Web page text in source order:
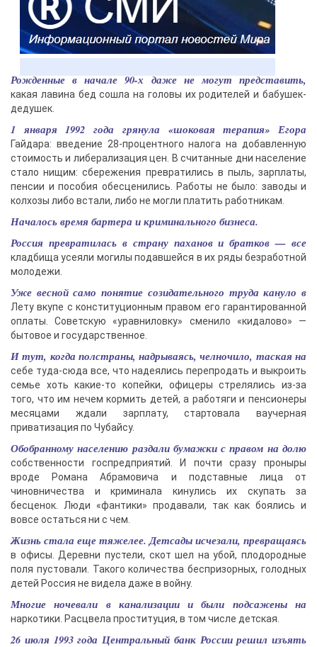
Рожденные в начале 90-х даже не могут представить,
какая лавина бед сошла на головы их родителей и бабушек-
дедушек.
1 января 1992 года грянула «шоковая терапия» Егора
Гайдара: введение 28-процентного налога на добавленную
стоимость и либерализация цен. В считанные дни население
стало нищим: сбережения превратились в пыль, зарплаты,
пенсии и пособия обесценились. Работы не было: заводы и
колхозы либо встали, либо не могли платить работникам.
Началось время бартера и криминального бизнеса.
Россия превратилась в страну паханов и братков — все
кладбища усеяли могилы подавшейся в их ряды безработной
молодежи.
Уже весной само понятие созидательного труда кануло в
Лету вкупе с конституционным правом его гарантированной
оплаты. Советскую «уравниловку» сменило «кидалово» —
бытовое и государственное.
И тут, когда полстраны, надрываясь, челночило, таская на
себе туда-сюда все, что надеялись перепродать и выкроить
семье хоть какие-то копейки, офицеры стрелялись из-за
того, что им нечем кормить детей, а работяги и пенсионеры
месяцами ждали зарплату, стартовала ваучерная
приватизация по Чубайсу.
Обобранному населению раздали бумажки с правом на долю
собственности госпредприятий. И почти сразу проныры
вроде Романа Абрамовича и подставные лица от
чиновничества и криминала кинулись их скупать за
бесценок. Люди «фантики» продавали, так как боялись и
вовсе остаться ни с чем.
Жизнь стала еще тяжелее. Детсады исчезали, превращаясь
в офисы. Деревни пустели, скот шел на убой, плодородные
поля пустовали. Такого количества беспризорных, голодных
детей Россия не видела даже в войну.
Многие ночевали в канализации и были подсажены на
наркотики. Расцвела проституция, в том числе детская.
26 июля 1993 года Центральный банк России решил изъять